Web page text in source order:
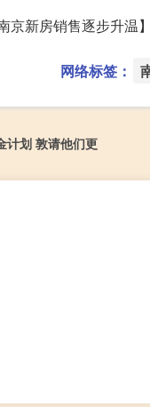
新房销售逐步升温
网络标签：
计划 敦请他们更